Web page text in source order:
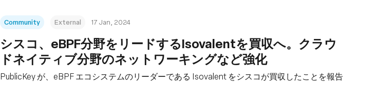
Community External 17 Jan, 2024
シスコ、eBPF分野をリードするIsovalentを買収へ。クラウ
ドネイティブ分野のネットワーキングなど強化
PublicKey が、eBPF エコシステムのリーダーである Isovalent をシスコが買収したことを報告